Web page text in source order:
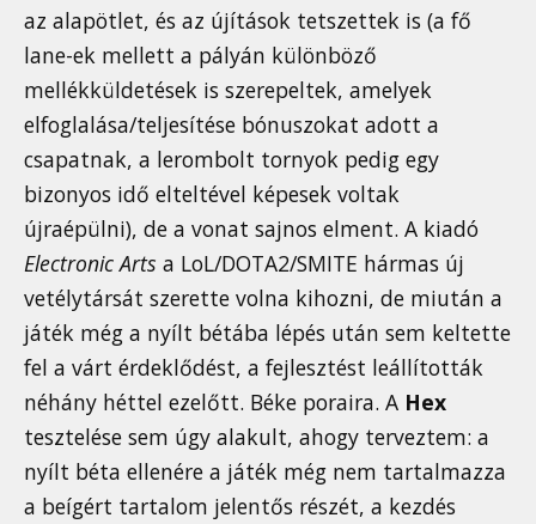
az alapötlet, és az újítások tetszettek is (a fő
lane-ek mellett a pályán különböző
mellékküldetések is szerepeltek, amelyek
elfoglalása/teljesítése bónuszokat adott a
csapatnak, a lerombolt tornyok pedig egy
bizonyos idő elteltével képesek voltak
újraépülni), de a vonat sajnos elment. A kiadó
Electronic Arts a LoL/DOTA2/SMITE hármas új
vetélytársát szerette volna kihozni, de miután a
játék még a nyílt bétába lépés után sem keltette
fel a várt érdeklődést, a fejlesztést leállították
néhány héttel ezelőtt. Béke poraira. A Hex
tesztelése sem úgy alakult, ahogy terveztem: a
nyílt béta ellenére a játék még nem tartalmazza
a beígért tartalom jelentős részét, a kezdés